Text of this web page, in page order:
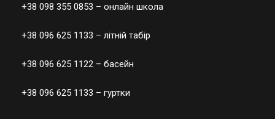
+38 098 355 0853 – онлайн школа
+38 096 625 1133 – літній табір
+38 096 625 1122 – басейн
+38 096 625 1133 – гуртки